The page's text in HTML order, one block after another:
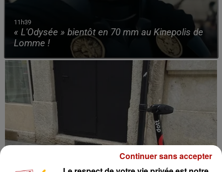
11h39
« L'Odysée » bientôt en 70 mm au Kinepolis de
Lomme !
Continuer sans accepter